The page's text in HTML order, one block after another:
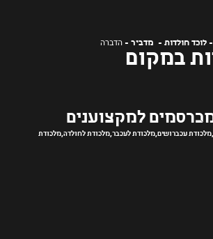
לוכד חולדות - מדביר - הדברה
במקום
למקצוענים
עכברושים,מלכודת לעכבר,מלכודת לחולדה,מלכודת